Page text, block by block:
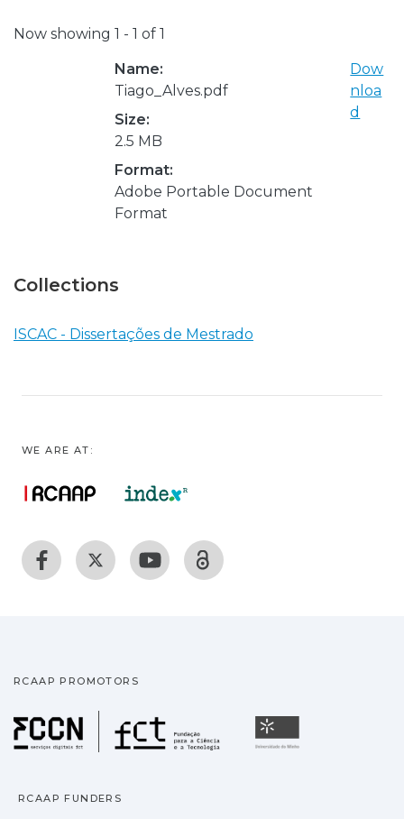
Now showing 1 - 1 of 1
Name:
Tiago_Alves.pdf
Size:
2.5 MB
Format:
Adobe Portable Document
Format
Dow
nloa
d
Collections
ISCAC - Dissertações de Mestrado
WE ARE AT:
RCAAP PROMOTORS
Fundação para a
RCAAP FUNDERS